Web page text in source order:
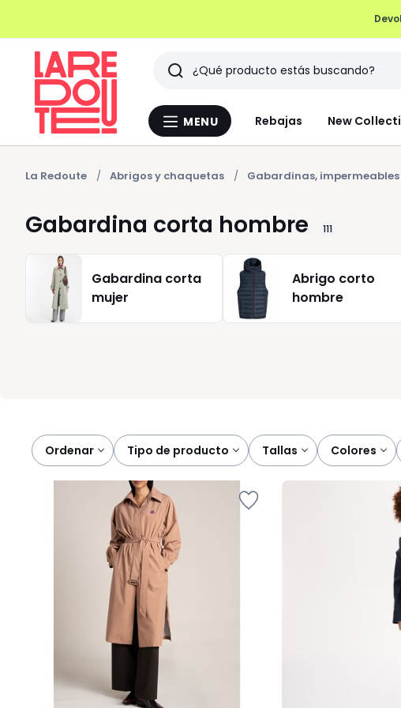
Menu
MENU Rebajas New
Buscar
Últimos
artículos
vistos
La Redoute Abrigos y chaquetas Gabardinas, impermeables
Gabardina corta hombre 111
Gabardina corta
mujer
Abrigo corto
hombre
Ordenar
tipo de producto tallas colores